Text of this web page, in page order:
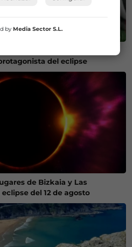
euros en crear un
del eclipse
de Bizkaia y Las
del 12 de agosto
by Media Sector S.L.